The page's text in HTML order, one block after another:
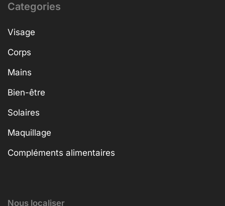
Categories
Visage
Corps
Mains
Bien-être
Solaires
Maquillage
Compléments alimentaires
Nous localiser